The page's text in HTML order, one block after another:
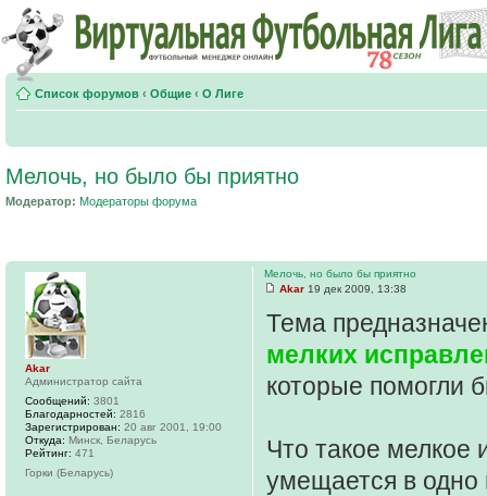
Список форумов ‹ Общие ‹ О Лиге
Мелочь, но было бы приятно
Модератор: Модераторы форума
Мелочь, но было бы приятно
Akar 19 дек 2009, 13:38
Тема
мелких
которые помогли
Что такое мелкое
умещается в
Akar
Администратор сайта
Сообщений: 3801
Благодарностей: 2816
Зарегистрирован: 20 авг 2001, 19:00
Откуда: Минск, Беларусь
Рейтинг: 471
Горки (Беларусь)